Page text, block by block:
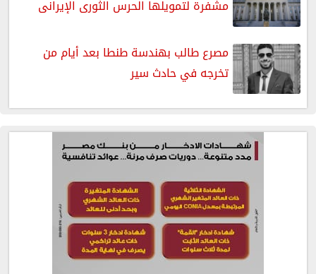
مشفرة لتمويلها الحرس الثورى الإيرانى
مصرع طالب بهندسة طنطا بعد أيام من
تخرجه في حادث سير